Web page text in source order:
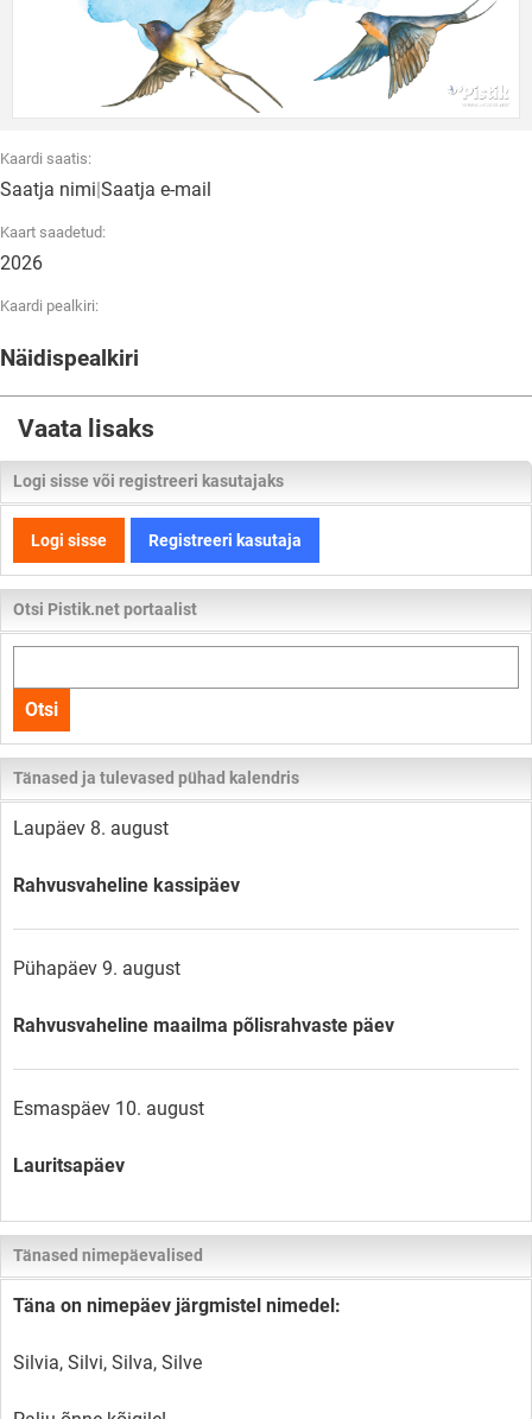
Kaardi saatis:
Saatja nimi|Saatja e-mail
Kaart saadetud:
2026
Kaardi pealkiri:
Näidispealkiri
Vaata lisaks
Logi sisse või registreeri kasutajaks
Logi sisse Registreeri kasutaja
Otsi Pistik.net portaalist
kogu
lehelt
Otsi
Tänased ja tulevased pühad kalendris
Laupäev 8. august
Rahvusvaheline kassipäev
Pühapäev 9. august
Rahvusvaheline maailma põlisrahvaste päev
Esmaspäev 10. august
Lauritsapäev
Tänased nimepäevalised
Täna on nimepäev järgmistel nimedel:
Silvia, Silvi, Silva, Silve